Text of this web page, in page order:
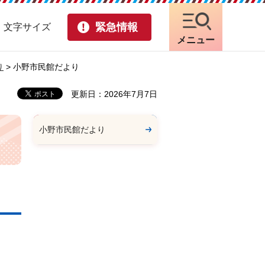
文字サイズ 緊急情報
メニュー
> 小野市民館だより
更新日：2026年7月7日
小野市民館だより